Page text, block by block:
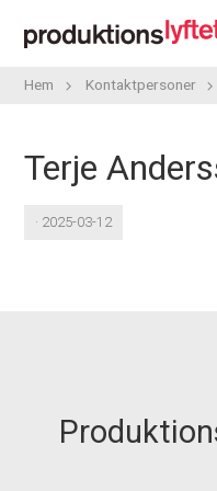
Hem Kontaktpersoner
Terje
· 2025-03-12